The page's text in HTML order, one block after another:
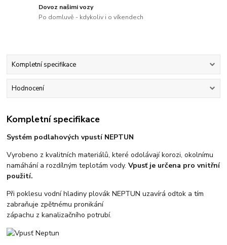
Dovoz našimi vozy
Po domluvě - kdykoliv i o víkendech
Kompletní specifikace
Hodnocení
Kompletní specifikace
Systém podlahových vpustí NEPTUN
Vyrobeno z kvalitních materiálů, které odolávají korozi, okolnímu
namáhání a rozdílným teplotám vody.Vpusť je určena pro vnitřní
použití.
Při poklesu vodní hladiny plovák NEPTUN uzavírá odtok a tím
zabraňuje zpětnému pronikání
zápachu z kanalizačního potrubí.